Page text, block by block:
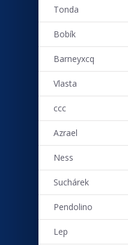
Tonda
Bobík
Barneyxcq
Vlasta
ccc
Azrael
Ness
Suchárek
Pendolino
Lep